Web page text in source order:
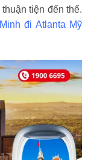
tiện đến thế.
đi Atlanta Mỹ